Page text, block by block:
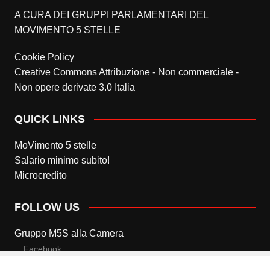
A CURA DEI GRUPPI PARLAMENTARI DEL
MOVIMENTO 5 STELLE
Cookie Policy
Creative Commons Attribuzione - Non commerciale -
Non opere derivate 3.0 Italia
QUICK LINKS
MoVimento 5 stelle
Salario minimo subito!
Microcredito
FOLLOW US
Gruppo M5S alla Camera
Facebook